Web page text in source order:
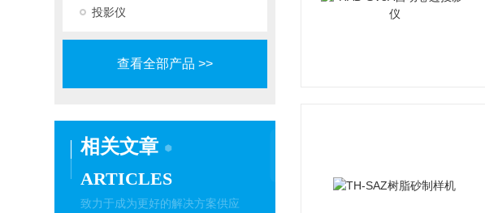
投影仪
查看全部产品 >>
相关文章
ARTICLES
致力于成为更好的解决方案供应